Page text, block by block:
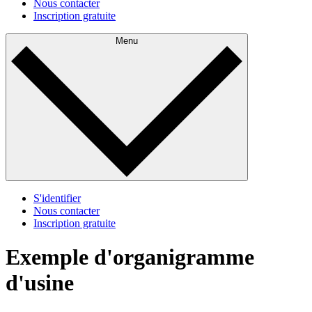
Nous contacter
Inscription gratuite
Menu
S'identifier
Nous contacter
Inscription gratuite
Exemple d'organigramme
d'usine